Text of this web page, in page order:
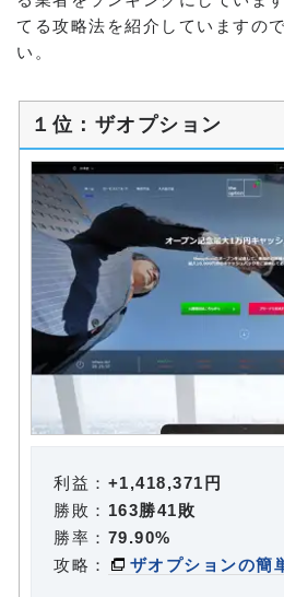
てる攻略法を紹介していますの
い。
１位：ザオプション
利益： +1,418,371円
勝敗： 163勝41敗
勝率： 79.90%
攻略：
ザオプションの簡